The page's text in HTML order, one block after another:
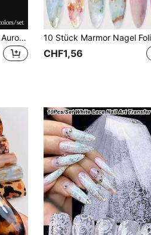
8 Stücke/Set Nagelkunst Aurora Glas & Eisberg Papier 3D Transferaufkleber, leuchtende Oberfläche dekorative DIY Druck Herz-förmige Blume Aurora Transferpapier Nagel Aufkleber Nägel Nagelzubehör
CHF1,56